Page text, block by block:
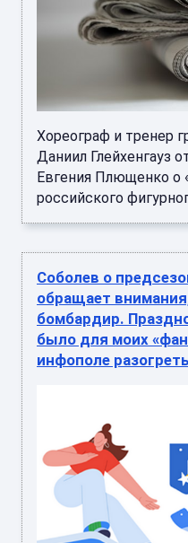
Хореограф и тренер
Даниил Глейхенгауз
Евгения Плющенко о
российского
Соболев о
обращает
бомбардир.
было для моих
инфополе